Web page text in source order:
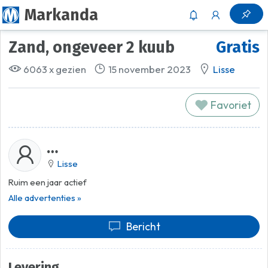
Markanda
Gratis
Zand, ongeveer 2 kuub
6063 x gezien 15 november 2023 Lisse
Favoriet
…
Lisse
Ruim een jaar actief
Alle advertenties »
Bericht